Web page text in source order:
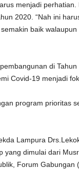
menjadi
2020. “Nah ini
baik
di
Covid-19 menjadi
program prioritas
Lampura
yang dimulai dari
Forum Gabungan